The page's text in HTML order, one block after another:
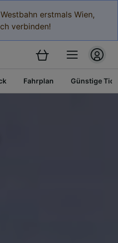
erstmals Wien,
verbinden!
Fahrplan Günstige